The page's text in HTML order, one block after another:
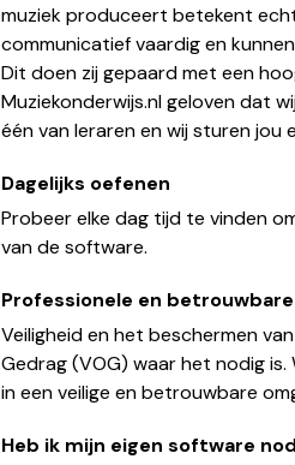
muziek produceert betekent
communicatief vaardig en
Dit doen zij gepaard met een
Muziekonderwijs.nl geloven dat
één van leraren en wij sturen
Dagelijks oefenen
Probeer elke dag tijd te vinden
van de software.
Professionele en
Veiligheid en het beschermen
Gedrag (VOG) waar het nodig
in een veilige en betrouwbare
Heb ik mijn eigen software